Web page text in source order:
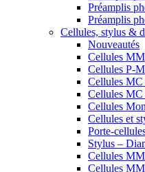
Préamplis
Préamplis
Cellules, stylus &
Nouveautés
Cellules MM
Cellules P-
Cellules MC
Cellules MC
Cellules
Cellules et
Porte-
Stylus –
Cellules
Cellules